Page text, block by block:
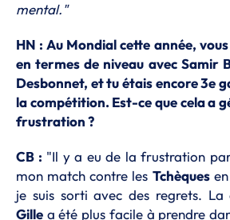
mental."
HN : Au Mondial cette année,
en termes de niveau avec Samir
Desbonnet, et tu étais encore 3e
la compétition. Est-ce que cela a
frustration ?
CB : "Il y a eu de la frustration
mon match contre les Tchèquesen
je suis sorti avec des regrets. La
Gille a été plus facile à prendre